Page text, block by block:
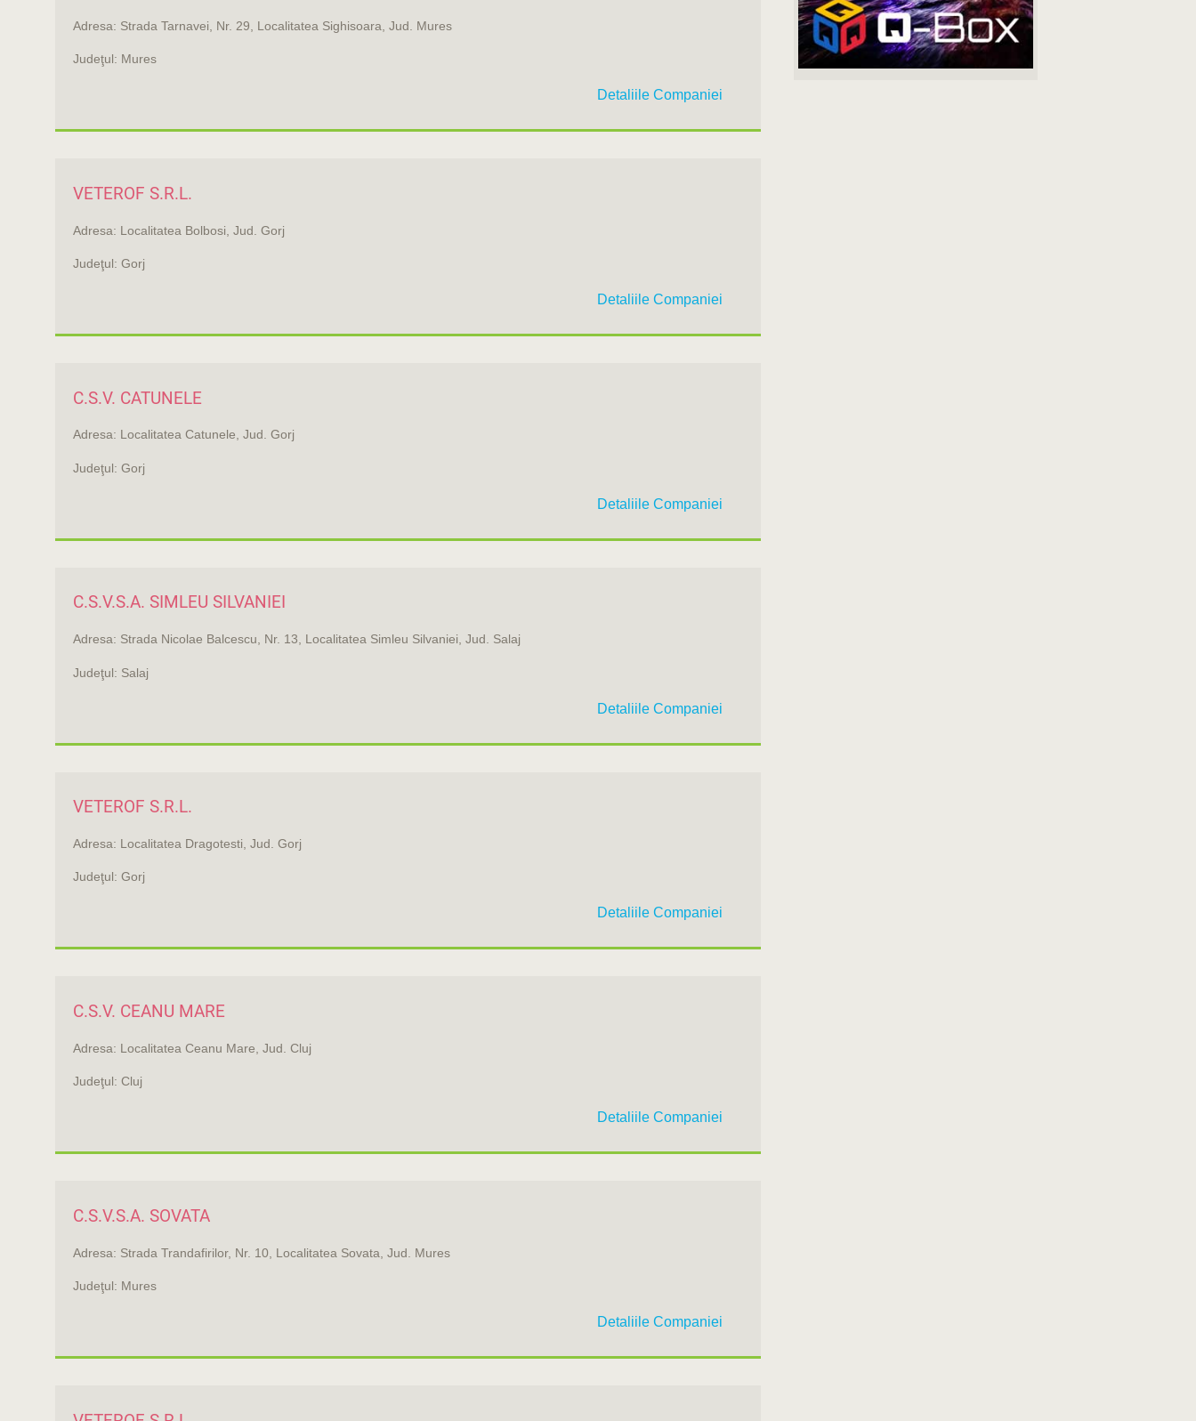
Adresa: Strada Tarnavei, Nr. 29, Localitatea Sighisoara, Jud. Mures
Judeţul: Mures
Detaliile Companiei
VETEROF S.R.L.
Adresa: Localitatea Bolbosi, Jud. Gorj
Judeţul: Gorj
Detaliile Companiei
C.S.V. CATUNELE
Adresa: Localitatea Catunele, Jud. Gorj
Judeţul: Gorj
Detaliile Companiei
C.S.V.S.A. SIMLEU SILVANIEI
Adresa: Strada Nicolae Balcescu, Nr. 13, Localitatea Simleu Silvaniei, Jud. Salaj
Judeţul: Salaj
Detaliile Companiei
VETEROF S.R.L.
Adresa: Localitatea Dragotesti, Jud. Gorj
Judeţul: Gorj
Detaliile Companiei
C.S.V. CEANU MARE
Adresa: Localitatea Ceanu Mare, Jud. Cluj
Judeţul: Cluj
Detaliile Companiei
C.S.V.S.A. SOVATA
Adresa: Strada Trandafirilor, Nr. 10, Localitatea Sovata, Jud. Mures
Judeţul: Mures
Detaliile Companiei